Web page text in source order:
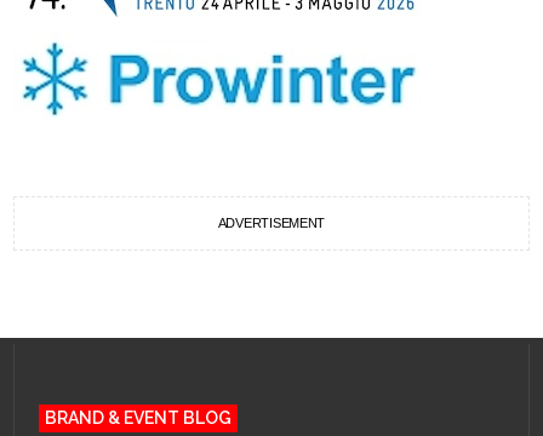
ADVERTISEMENT
BRAND & EVENT BLOG